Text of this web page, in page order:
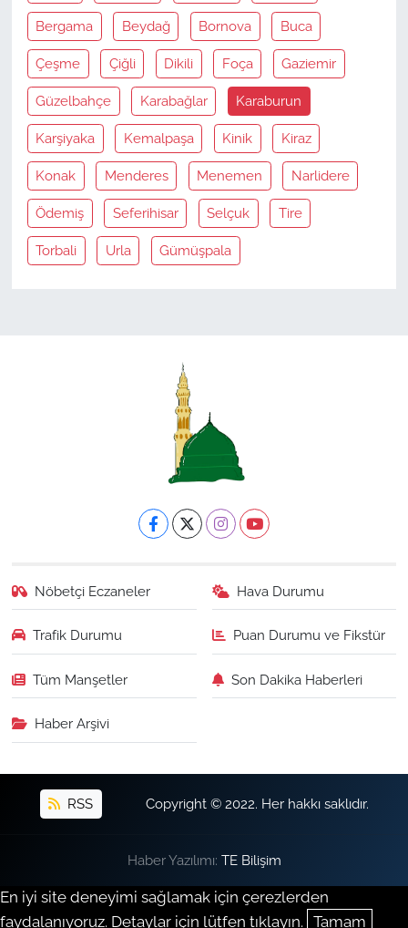
Bergama Beydağ Bornova Buca
Çeşme Çiğli Dikili Foça Gaziemir
Güzelbahçe Karabağlar Karaburun
Karşiyaka Kemalpaşa Kinik Kiraz
Konak Menderes Menemen Narlidere
Ödemiş Seferihisar Selçuk Tire
Torbali Urla Gümüşpala
Nöbetçi Eczaneler Hava Durumu
Trafik Durumu Puan Durumu ve Fikstür
Tüm Manşetler Son Dakika Haberleri
Haber Arşivi
RSS Copyright © 2022. Her hakkı saklıdır.
Haber Yazılımı: TE Bilişim
En iyi site deneyimi sağlamak için çerezlerden
faydalanıyoruz. Detaylar için lütfen tıklayın. Tamam